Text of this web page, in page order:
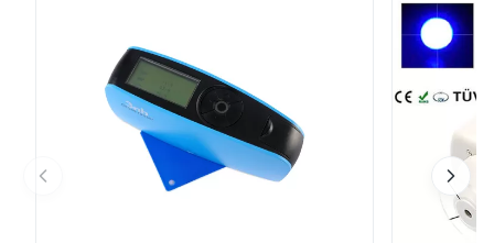
запущенный 3нх. 2. особенности ИС3020 точно...